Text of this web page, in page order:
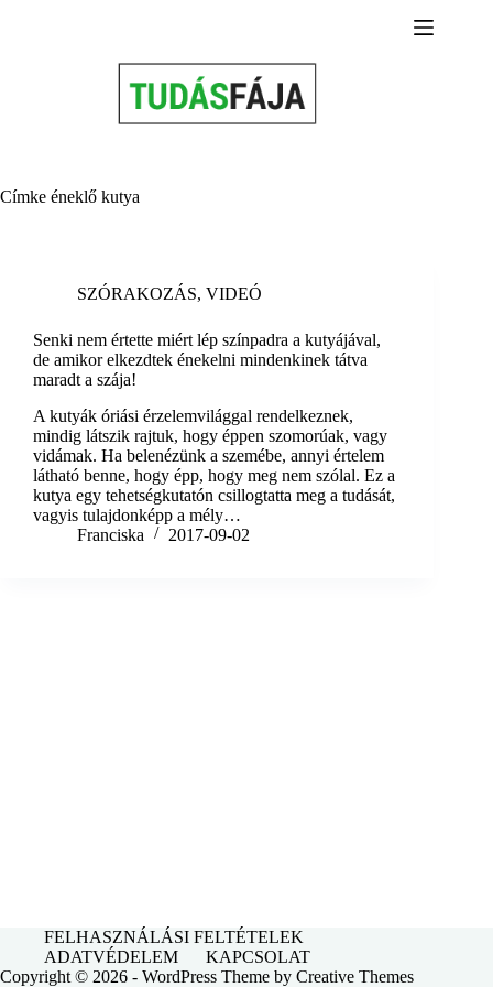
Címke éneklő kutya
SZÓRAKOZÁS, VIDEÓ
Senki nem értette miért lép színpadra a kutyájával,
de amikor elkezdtek énekelni mindenkinek tátva
maradt a szája!
A kutyák óriási érzelemvilággal rendelkeznek,
mindig látszik rajtuk, hogy éppen szomorúak, vagy
vidámak. Ha belenézünk a szemébe, annyi értelem
látható benne, hogy épp, hogy meg nem szólal. Ez a
kutya egy tehetségkutatón csillogtatta meg a tudását,
vagyis tulajdonképp a mély…
Franciska
2017-09-02
FELHASZNÁLÁSI FELTÉTELEK
ADATVÉDELEM
KAPCSOLAT
Copyright © 2026 - WordPress Theme by Creative Themes